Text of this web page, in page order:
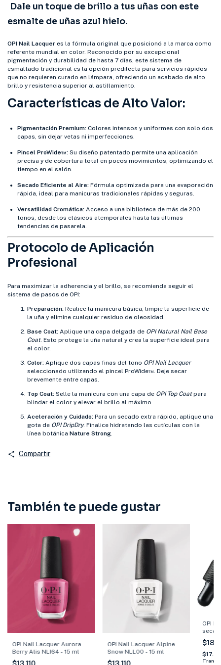
Dale un toque de brillo a tus uñas con este
esmalte de uñas azul hielo.
OPI Nail Lacquer es la fórmula original que posicionó a la marca como
referente mundial en color. Reconocido por su excepcional
pigmentación y durabilidad de hasta 7 días, este sistema de
esmaltado tradicional es la opción predilecta para servicios rápidos
que no requieren curado en lámpara, ofreciendo un acabado de alto
brillo y resistencia superior al astillamiento.
Características de Alto Valor:
Pigmentación Premium: Colores intensos y uniformes con solo dos
capas, sin dejar vetas ni imperfecciones.
Pincel ProWide™: Su diseño patentado permite una aplicación
precisa y de cobertura total en pocos movimientos, optimizando el
tiempo en el salón.
Secado Eficiente al Aire: Fórmula optimizada para una evaporación
rápida, ideal para manicuras tradicionales rápidas y seguras.
Versatilidad Cromática: Acceso a una biblioteca de más de 200
tonos, desde los clásicos atemporales hasta las últimas
tendencias de pasarela.
Protocolo de Aplicación
Profesional
Para maximizar la adherencia y el brillo, se recomienda seguir el
sistema de pasos de OPI:
Preparación: Realice la manicura básica, limpie la superficie de
la uña y elimine cualquier residuo de oleosidad.
Base Coat: Aplique una capa delgada de OPI Natural Nail Base
Coat. Esto protege la uña natural y crea la superficie ideal para
el color.
Color: Aplique dos capas finas del tono OPI Nail Lacquer
seleccionado utilizando el pincel ProWide™. Deje secar
brevemente entre capas.
Top Coat: Selle la manicura con una capa de OPI Top Coatpara
blindar el color y elevar el brillo al máximo.
Aceleración y Cuidado: Para un secado extra rápido, aplique una
gota de OPI DripDry. Finalice hidratando las cutículas con la
línea botánica Nature Strong.
Compartir
También te puede gustar
OPI Nail Lacquer Aurora
Berry Alis NLI64 - 15 ml
OPI Nail Lacquer Alpine
Snow NLL00 - 15 ml
OPI
Ml